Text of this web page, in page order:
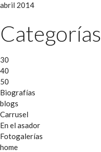
abril 2014
Categorías
30
40
50
Biografías
blogs
Carrusel
En el asador
Fotogalerías
home